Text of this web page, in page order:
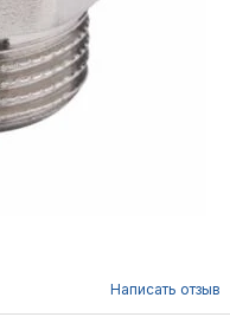
Написать отзыв